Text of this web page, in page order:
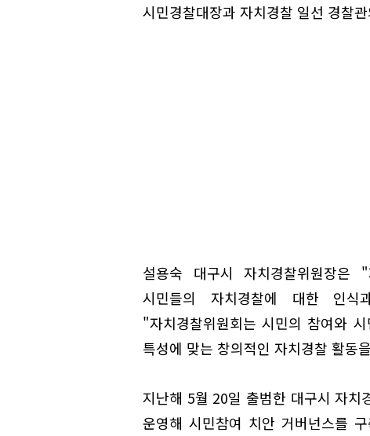
시민경찰대장과 자치경찰 일선 경찰
설용숙 대구시 자치경찰위원장은
시민들의 자치경찰에 대한 인
"자치경찰위원회는 시민의 참여와
특성에 맞는 창의적인 자치경찰 활동
지난해 5월 20일 출범한 대구시 자치
운영해 시민참여 치안 거버넌스를